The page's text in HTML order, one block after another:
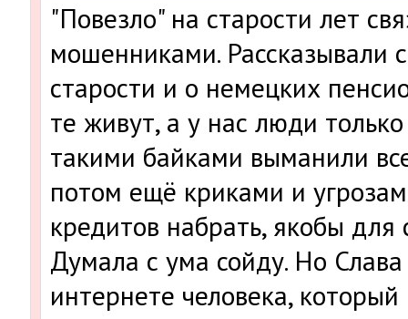
"Повезло" на старости лет
мошенниками. Рассказывали
старости и о немецких
те живут, а у нас люди
такими байками выманили
потом ещё криками и
кредитов набрать, якобы для
Думала с ума сойду. Но
интернете человека,